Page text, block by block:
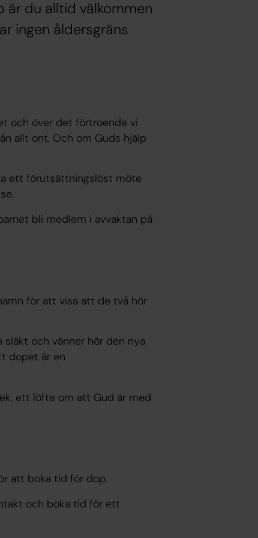
är du alltid välkommen
ingen åldersgräns
och över det förtroende vi
allt ont. Och om Guds hjälp
ett förutsättningslöst möte
bli medlem i avvaktan på
för att visa att de två hör
och vänner hör den nya
dopet är en
ett löfte om att Gud är med
att boka tid för dop.
och boka tid för ett